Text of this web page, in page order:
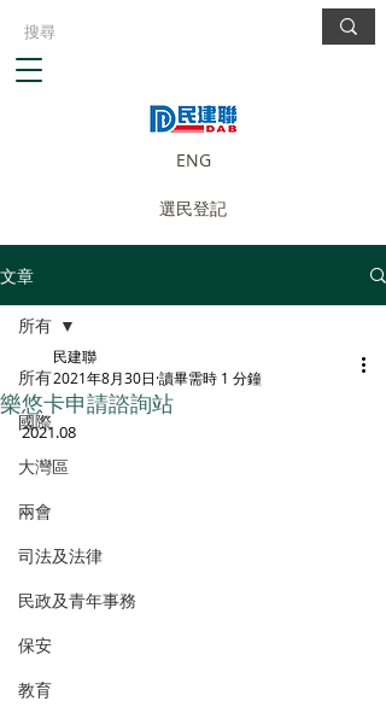
ENG
選民登記
文章
所有
國際
大灣區
兩會
司法及法律
民政及青年事務
保安
教育
所有
樂悠卡申請諮詢站
民建聯
2021年8月30日 讀畢需時 1 分鐘
2021.08